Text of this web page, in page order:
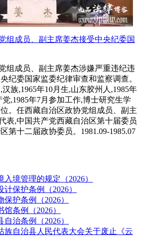
组成员、副主席姜杰接受中央纪委国
组成员、副主席姜杰涉嫌严重违纪违
纪委国家监委纪律审查和监察调查。
族,1965年10月生,山东胶州人,1985年
,1985年7月参加工作,博士研究生学
。任西藏自治区政协党组成员、副主
表,中国共产党西藏自治区第十届委员
第十二届政协委员。1981.09-1985.07
入境管理的规定（2026）
保护条例（2026）
护条例（2026）
条例（2026）
治条例（2026）
族自治县人民代表大会关于废止《云